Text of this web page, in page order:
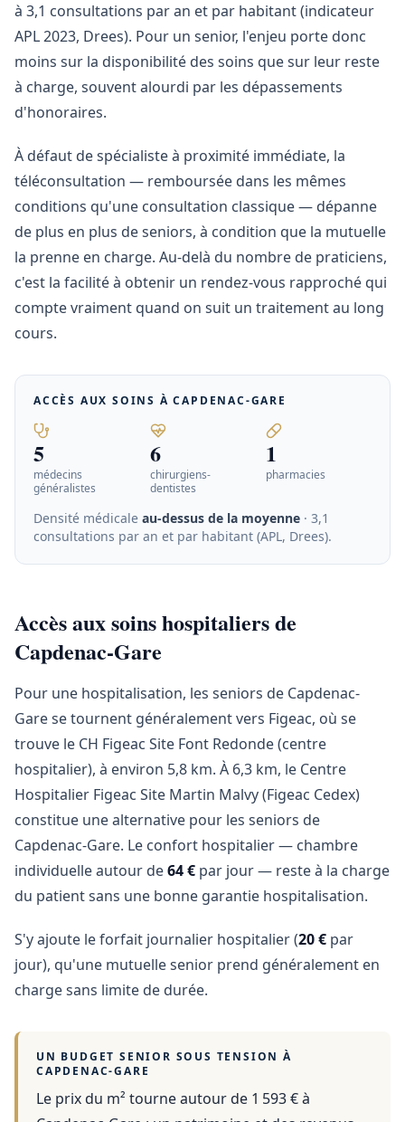
à 3,1 consultations par an et par habitant (indicateur
APL 2023, Drees). Pour un senior, l'enjeu porte donc
moins sur la disponibilité des soins que sur leur reste
à charge, souvent alourdi par les dépassements
d'honoraires.
À défaut de spécialiste à proximité immédiate, la
téléconsultation — remboursée dans les mêmes
conditions qu'une consultation classique — dépanne
de plus en plus de seniors, à condition que la mutuelle
la prenne en charge. Au-delà du nombre de praticiens,
c'est la facilité à obtenir un rendez-vous rapproché qui
compte vraiment quand on suit un traitement au long
cours.
ACCÈS AUX SOINS ÀCAPDENAC-GARE
5
médecins
généralistes
6
chirurgiens-
dentistes
1
pharmacies
Densité médicale au-dessus de la moyenne · 3,1
consultations par an et par habitant (APL, Drees).
Accès aux soins hospitaliers de
Capdenac-Gare
Pour une hospitalisation, les seniors de Capdenac-
Gare se tournent généralement vers Figeac, où se
trouve le CH Figeac Site Font Redonde (centre
hospitalier), à environ 5,8 km. À 6,3 km, le Centre
Hospitalier Figeac Site Martin Malvy (Figeac Cedex)
constitue une alternative pour les seniors de
Capdenac-Gare. Le confort hospitalier — chambre
individuelle autour de64 € par jour — reste à la charge
du patient sans une bonne garantie hospitalisation.
S'y ajoute le forfait journalier hospitalier (20 € par
jour), qu'une mutuelle senior prend généralement en
charge sans limite de durée.
UN BUDGET SENIOR SOUS TENSION À
CAPDENAC-GARE
Le prix du m² tourne autour de 1 593 €à